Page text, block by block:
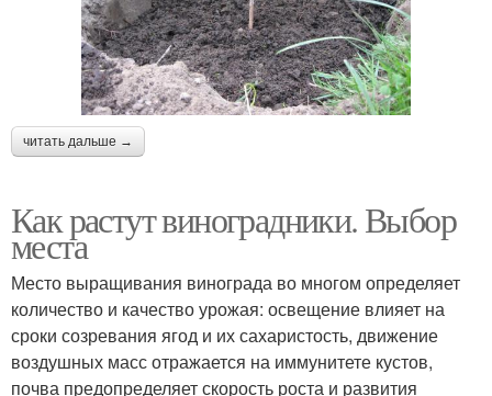
читать дальше →
Как растут виноградники. Выбор
места
Место выращивания винограда во многом определяет
количество и качество урожая: освещение влияет на
сроки созревания ягод и их сахаристость, движение
воздушных масс отражается на иммунитете кустов,
почва предопределяет скорость роста и развития